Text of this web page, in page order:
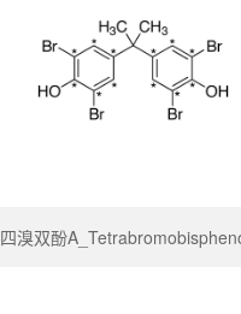
四溴双酚